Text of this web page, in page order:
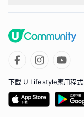
下載 U Lifestyle應用程式